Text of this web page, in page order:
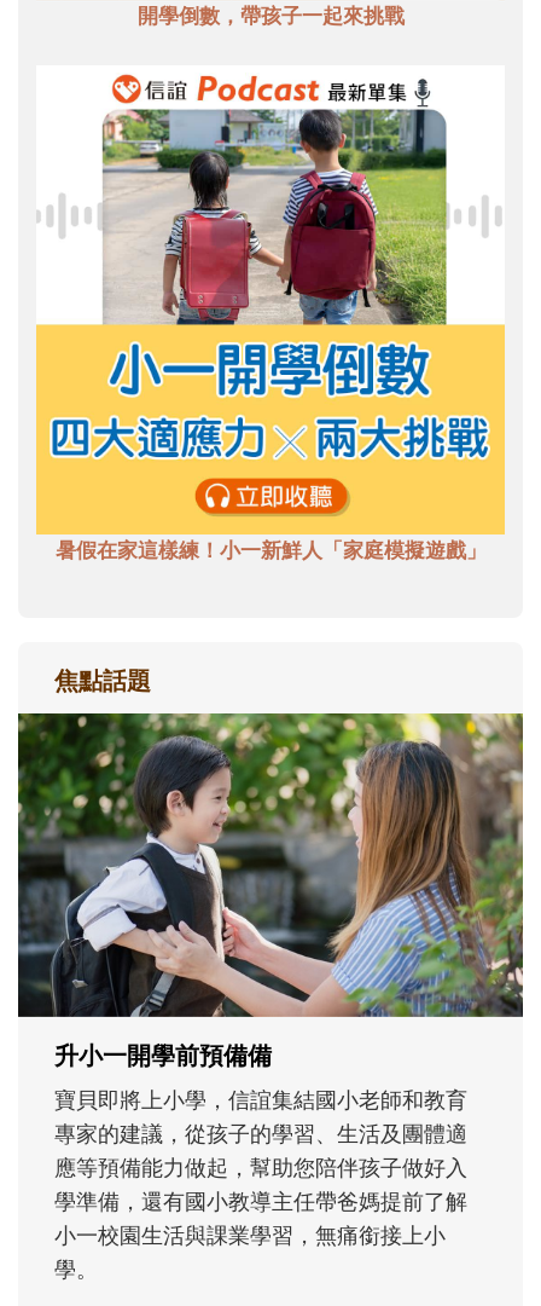
開學倒數，帶孩子一起來挑戰
暑假在家這樣練！小一新鮮人「家庭模擬遊戲」
焦點話題
和孩子一起長大的那個男人│讀懂父親的
不同模樣
沒有人天生就擅長當爸爸！男人總是在一次
次「前所未有」的體驗中，跟著孩子一起長
大。從給予安全感的肢體遊戲，到獨立自
主、角色認同及解決問題的能力養成。爸爸
正嘗試用不同的模樣，參與孩子每個重要的